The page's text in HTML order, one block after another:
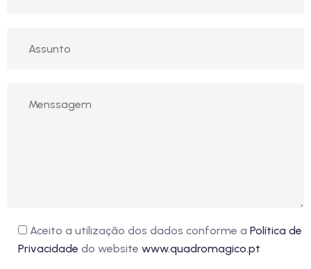
Aceito a utilização dos dados conforme a Política de
Privacidade do website www.quadromagico.pt